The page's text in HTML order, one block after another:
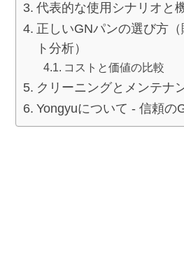
代表的な使用シナリオと
正しいGNパンの選び方
ト分析）
コストと価値の比較
クリーニングとメンテナ
Yongyuについて - 信頼の